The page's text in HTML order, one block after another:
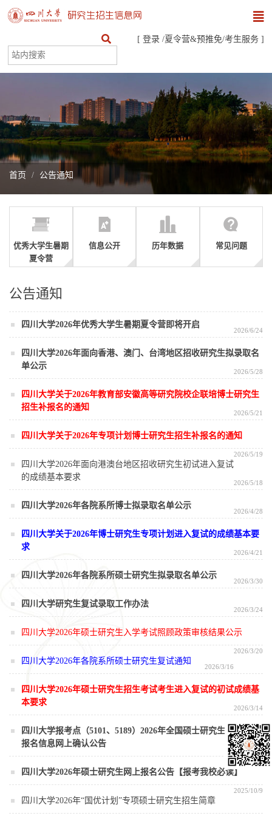
[ 登录 /夏令营&预推免/考生服务 ]
首页 公告通知
优秀大学生暑期
夏令营
信息公开 历年数据 常见问题
公告通知
四川大学2026年优秀大学生暑期夏令营即将开启
2026/6/24
四川大学2026年面向香港、澳门、台湾地区招收研究生拟录取名
单公示
2026/5/28
四川大学关于2026年教育部安徽高等研究院校企联培博士研究生
招生补报名的通知
2026/5/21
四川大学关于2026年专项计划博士研究生招生补报名的通知
2026/5/19
四川大学2026年面向港澳台地区招收研究生初试进入复试
的成绩基本要求
2026/5/18
四川大学2026年各院系所博士拟录取名单公示
2026/4/28
四川大学关于2026年博士研究生专项计划进入复试的成绩基本要
求
2026/4/21
四川大学2026年各院系所硕士研究生拟录取名单公示
2026/3/30
四川大学研究生复试录取工作办法
2026/3/24
四川大学2026年硕士研究生入学考试照顾政策审核结果公示
2026/3/20
四川大学2026年各院系所硕士研究生复试通知
2026/3/16
四川大学2026年硕士研究生招生考试考生进入复试的初试成绩基
本要求
2026/3/14
四川大学报考点（5101、5189）2026年全国硕士研究生招生考试
报名信息网上确认公告
2025/10/29
四川大学2026年硕士研究生网上报名公告【报考我校必读】
2025/10/9
四川大学2026年“国优计划”专项硕士研究生招生简章